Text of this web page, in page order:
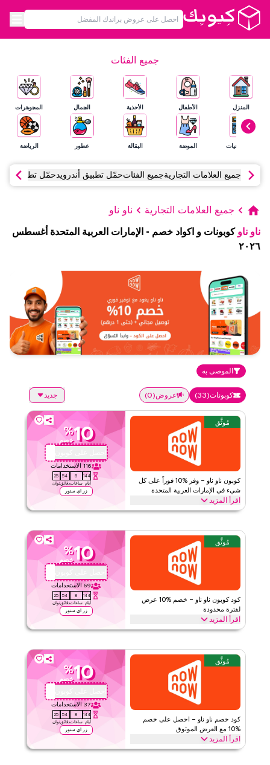
جميع الفئات
المنزل
الإلكترونيات
الأطفال
الموضة
الأحذية
البقالة
الجمال
عطور
المجوهرات
الرياضة
جميع العلامات التجاريةجميع الفئاتحمّل تطبيق أندرويدحمّل تطبيق آي
جميع العلامات التجارية ناو ناو
ناو ناو كوبونات و اكواد خصم - الإمارات العربية المتحدة أغسطس
٢٠٢٦
الموصى به
كوبونات(
33
) عروض(
0
) جديد
مُوثَّق
كوبون ناو ناو – وفر %10 فوراً على كل
شيء في الإمارات العربية المتحدة
اقرأ المزيد
10
%
خصم
احصل على كوبون
116 الاستخدامات
144
أيام
8
ساعات
54
دقائق
24
ثوان
زر اي ستور
وفر %10 فوراً مع هذا الكود من ناو ناو على كل شيء. استرد العرض الآن
الأطفال والرضع، المستلزمات المنزلية، العناية الشخصية والمزيد
الأحكام والشروط
الحد الأدنى للطلب
ينطبق على
تطبيق
الفئات
على مستوى الموقع
مُوثَّق
كود كوبون ناو ناو – خصم %10 عرض
لفترة محدودة
اقرأ المزيد
10
%
خصم
احصل على كوبون
69 الاستخدامات
144
أيام
8
ساعات
54
دقائق
24
ثوان
زر اي ستور
احصل على خصم %10 على جميع الفئات مع هذا الكود برومو من ناو ناو
طلب
الأحكام والشروط
الحد الأدنى للطلب
تطبيق
الفئات
على مستوى الموقع
مُوثَّق
كود خصم ناو ناو – احصل على خصم
%10 مع العرض الموثوق
اقرأ المزيد
10
%
خصم
احصل على كوبون
37 الاستخدامات
144
أيام
8
ساعات
54
دقائق
24
ثوان
زر اي ستور
احصل على خصم %10 على جميع المنتجات مع هذا العرض الموثوق من ناو